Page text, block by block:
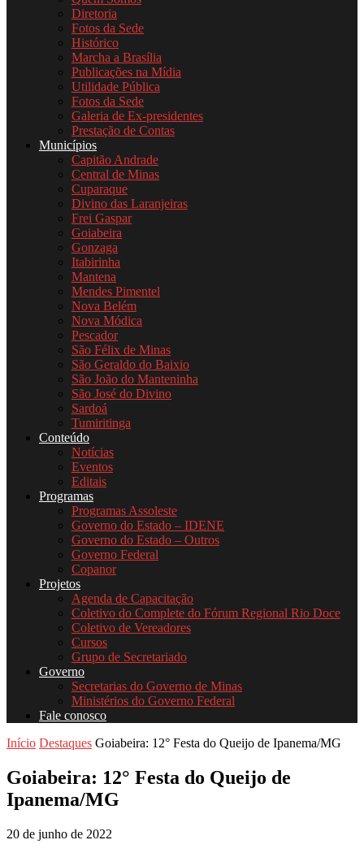
Diretoria
Fotos da Sede
Histórico
Marcha a Brasília
Publicações na Mídia
Utilidade Pública
Fotos da Sede
Galeria de Ex-presidentes
Prestação de Contas
Municípios
Capitão Andrade
Central de Minas
Cuparaque
Divino das Laranjeiras
Frei Gaspar
Goiabeira
Gonzaga
Itabirinha
Mantena
Mendes Pimentel
Nova Belém
Nova Módica
Pescador
São Félix de Minas
São Geraldo do Baixio
São João do Manteninha
São José do Divino
Sardoá
Tumiritinga
Conteúdo
Notícias
Eventos
Editais
Programas
Programas Assoleste
Governo do Estado – IDENE
Governo do Estado – Outros
Governo Federal
Copanor
Projetos
Agenda de Capacitação
Coletivo do Complete do Fórum Regional Rio Doce
Coletivo de Vereadores
Cursos
Grupo de Secretariado
Governo
Secretarias do Governo de Minas
Ministérios do Governo Federal
Fale conosco
Início Destaques Goiabeira: 12° Festa do Queijo de Ipanema/MG
Goiabeira: 12° Festa do Queijo de
Ipanema/MG
20 de junho de 2022